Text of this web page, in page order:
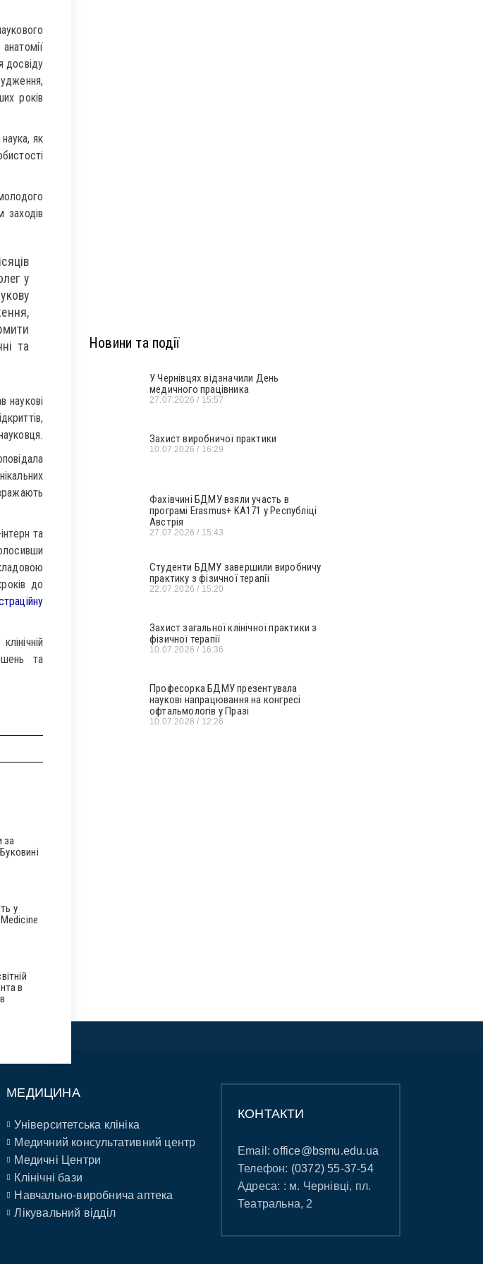
досвіду
років
як
заходів
у
та
наукові
та
до
та
за
у
в
Новини та події
У Чернівцях відзначили День
медичного працівника
27.07.2026 15:57
Захист виробничої практики
10.07.2026 16:29
Фахівчині БДМУ взяли участь в
програмі Erasmus+ KA171 у Республіці
Австрія
27.07.2026 15:43
Студенти БДМУ завершили виробничу
практику з фізичної терапії
22.07.2026 15:20
Захист загальної клінічної практики з
фізичної терапії
10.07.2026 16:36
Професорка БДМУ презентувала
наукові напрацювання на конгресі
офтальмологів у Празі
10.07.2026 12:26
МЕДИЦИНА
Університетська клініка
Медичний консультативний центр
Медичні Центри
Клінічні бази
Навчально-виробнича аптека
Лікувальний відділ
КОНТАКТИ
Email:office@bsmu.edu.ua
Телефон: (0372) 55-37-54
Адреса: : м. Чернівці, пл.
Театральна, 2